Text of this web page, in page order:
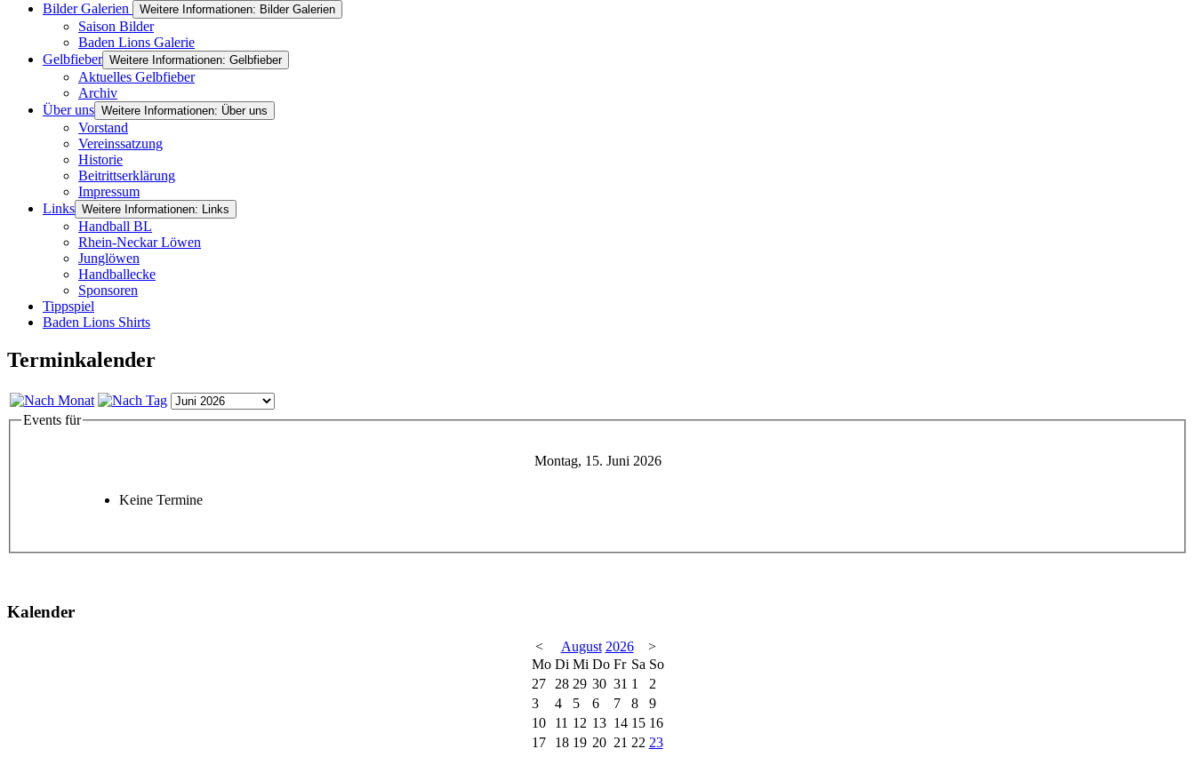
Bilder Galerien
Weitere Informationen: Bilder Galerien
Saison Bilder
Baden Lions Galerie
Gelbfieber Weitere Informationen: Gelbfieber
Aktuelles Gelbfieber
Archiv
Über uns Weitere Informationen: Über uns
Vorstand
Vereinssatzung
Historie
Beitrittserklärung
Impressum
Links Weitere Informationen: Links
Handball BL
Rhein-Neckar Löwen
Junglöwen
Handballecke
Sponsoren
Tippspiel
Baden Lions Shirts
Terminkalender
Events für
Montag, 15. Juni 2026
Keine Termine
Kalender
< August 2026
>
Mo Di Mi Do Fr Sa So
27
28 29 30 31 1
2
3
4 5 6 7 8
9
10
11 12 13 14 15 16
17
18 19 20 21 22 23